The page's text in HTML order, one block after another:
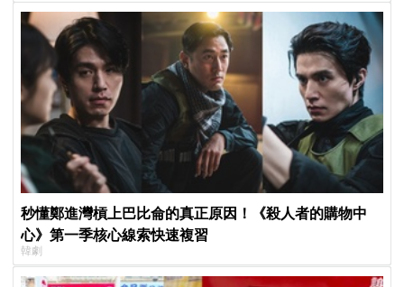
秒懂鄭進灣槓上巴比侖的真正原因！《殺人者的購物中
心》第一季核心線索快速複習
韓劇